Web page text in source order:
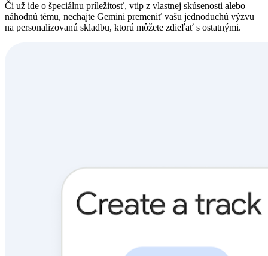
Či už ide o špeciálnu príležitosť, vtip z vlastnej skúsenosti alebo
náhodnú tému, nechajte Gemini premeniť vašu jednoduchú výzvu
na personalizovanú skladbu, ktorú môžete zdieľať s ostatnými.